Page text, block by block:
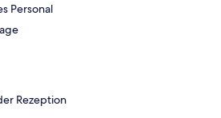
Personal
Rezeption